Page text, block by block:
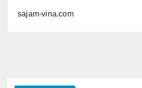
sajam-vina.com